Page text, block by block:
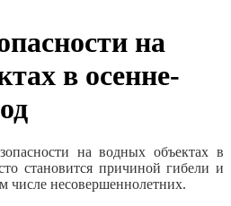
на
в осенне-
на водных объектах в
становится причиной гибели и
числе несовершеннолетних.